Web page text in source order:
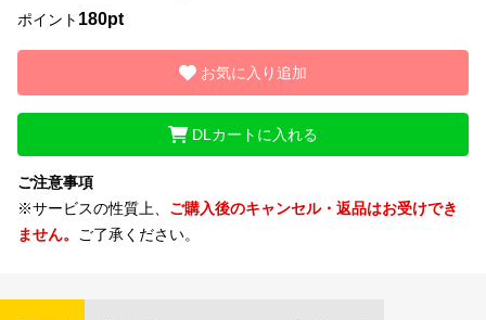
ポイント 180pt
お気に入り追加
DLカートに入れる
ご注意事項
※サービスの性質上、 ご購入後のキャンセル・返品はお受けでき
ません。 ご了承ください。